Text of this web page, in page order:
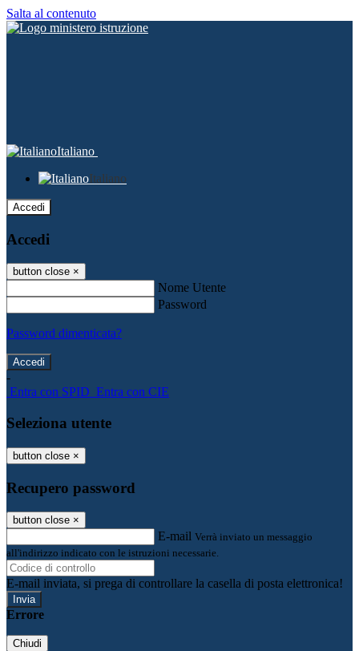
Salta al contenuto
Italiano
Italiano
Accedi
Accedi
button close ×
Nome Utente
Password
Password dimenticata?
-
Entra con SPID Entra con CIE
Seleziona utente
button close ×
Recupero password
button close ×
E-mail Verrà inviato un messaggio
all'indirizzo indicato con le istruzioni necessarie.
E-mail inviata, si prega di controllare la casella di posta elettronica!
Errore
Chiudi